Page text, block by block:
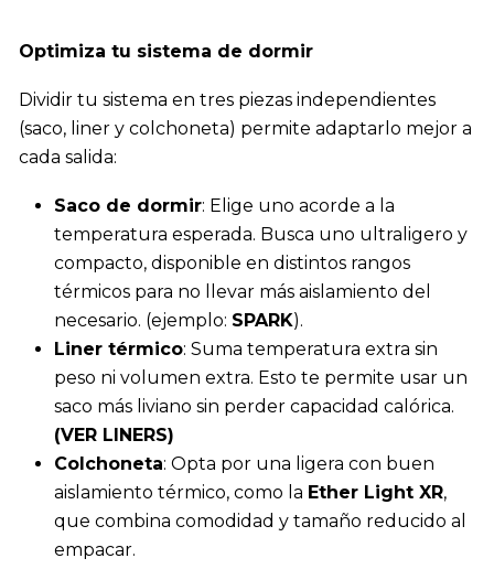
Optimiza tu sistema de dormir
Dividir tu sistema en tres piezas independientes
(saco, liner y colchoneta) permite adaptarlo mejor a
cada salida:
Saco de dormir: Elige uno acorde a la
temperatura esperada. Busca uno ultraligero y
compacto, disponible en distintos rangos
térmicos para no llevar más aislamiento del
necesario. (ejemplo: SPARK).
Liner térmico: Suma temperatura extra sin
peso ni volumen extra. Esto te permite usar un
saco más liviano sin perder capacidad calórica.
(VER LINERS)
Colchoneta: Opta por una ligera con buen
aislamiento térmico, como la Ether Light XR,
que combina comodidad y tamaño reducido al
empacar.